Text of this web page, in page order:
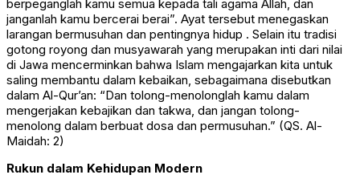
berpeganglah kamu semua kepada tali agama Allah, dan
janganlah kamu bercerai berai”. Ayat tersebut menegaskan
larangan bermusuhan dan pentingnya hidup . Selain itu tradisi
gotong royong dan musyawarah yang merupakan inti dari nilai
di Jawa mencerminkan bahwa Islam mengajarkan kita untuk
saling membantu dalam kebaikan, sebagaimana disebutkan
dalam Al-Qur’an: “Dan tolong-menolonglah kamu dalam
mengerjakan kebajikan dan takwa, dan jangan tolong-
menolong dalam berbuat dosa dan permusuhan.” (QS. Al-
Maidah: 2)
Rukun dalam Kehidupan Modern